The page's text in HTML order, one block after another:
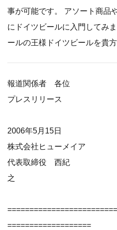
事が可能です。 アソート商品
にドイツビールに入門してみ
ールの王様ドイツビールを貴
報道関係者 各位
プレスリリース
2006年5月15日
株式会社ヒューメイア
代表取締役 西紀
===================